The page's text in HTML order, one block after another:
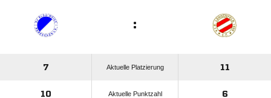
:
7 Aktuelle Platzierung 11
10 Aktuelle Punktzahl 6